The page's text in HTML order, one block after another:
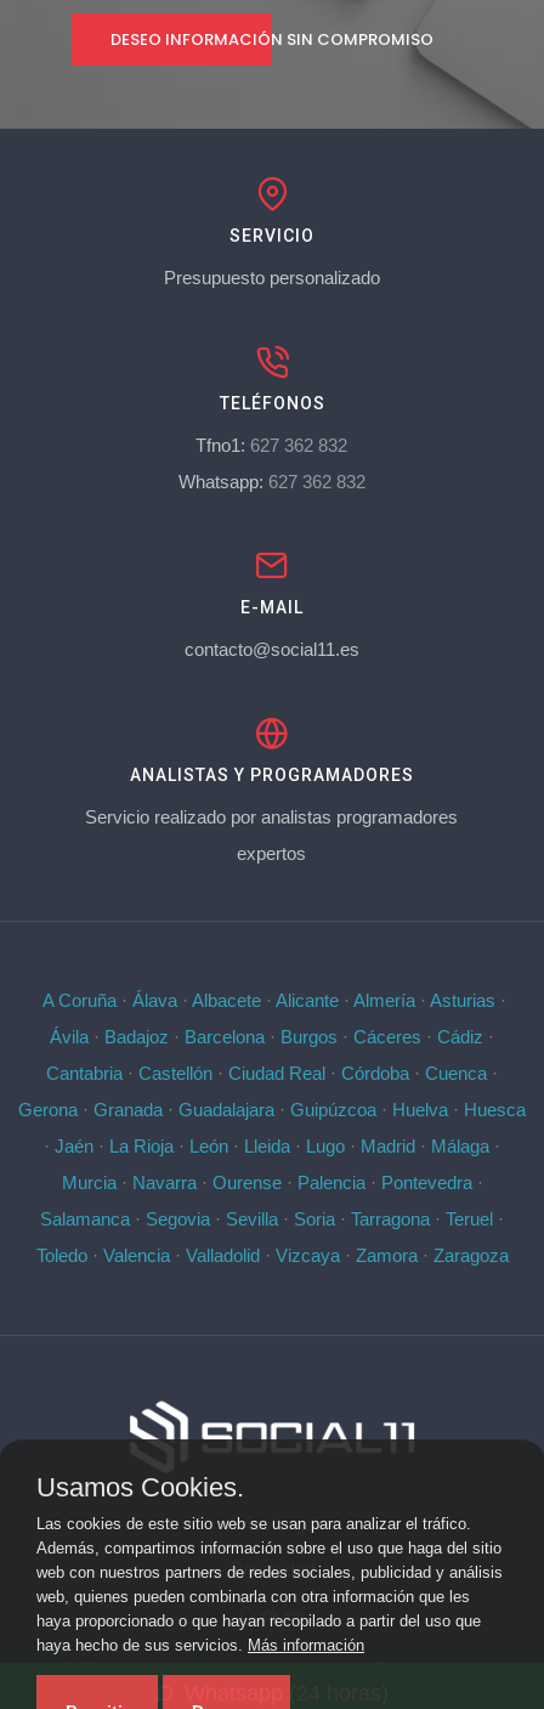
DESEO INFORMACIÓN SIN COMPROMISO
SERVICIO
Presupuesto personalizado
TELÉFONOS
Tfno1: 627 362 832
Whatsapp: 627 362 832
E-MAIL
contacto@social11.es
ANALISTAS Y PROGRAMADORES
Servicio realizado por analistas programadores
expertos
A Coruña· Álava· Albacete· Alicante· Almería· Asturias ·
Ávila · Badajoz · Barcelona · Burgos · Cáceres · Cádiz ·
Cantabria · Castellón · Ciudad Real · Córdoba · Cuenca ·
Gerona · Granada · Guadalajara · Guipúzcoa · Huelva · Huesca
· Jaén · La Rioja · León · Lleida · Lugo · Madrid · Málaga ·
Murcia· Navarra· Ourense· Palencia· Pontevedra·
Salamanca · Segovia · Sevilla · Soria · Tarragona · Teruel ·
Toledo· Valencia· Valladolid· Vizcaya· Zamora· Zaragoza
Aviso Legal
Privacidad
Cookies
Usamos Cookies.
Las cookies de este sitio web se usan para analizar el tráfico.
Además, compartimos información sobre el uso que haga del sitio
web con nuestros partners de redes sociales, publicidad y análisis
web, quienes pueden combinarla con otra información que les
haya proporcionado o que hayan recopilado a partir del uso que
haya hecho de sus servicios. Más información